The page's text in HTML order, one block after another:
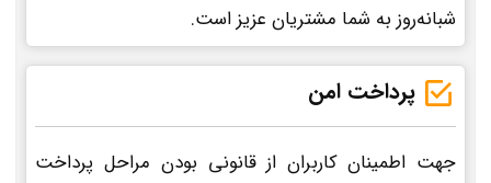
شبانه‌روز به شما مشتریان عزیز است.
پرداخت امن
جهت اطمینان کاربران از قانونی بودن مراحل پرداخت